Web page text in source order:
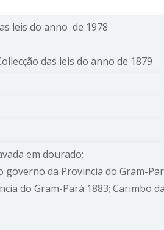
leis do anno de 1978
das leis do anno de 1879
em dourado;
governo da Provincia do Gram-
do Gram-Pará 1883; Carimbo